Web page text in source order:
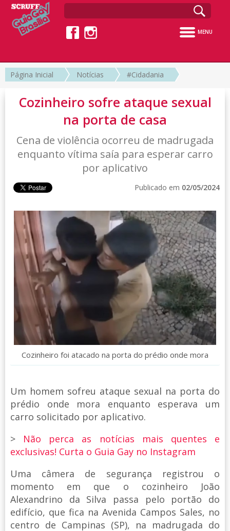
MENU
Página Inicial Notícias #Cidadania
Cozinheiro sofre ataque sexual
na porta de casa
Cena de violência ocorreu de madrugada
enquanto vítima saía para esperar carro
por aplicativo
Publicado em 02/05/2024
Cozinheiro foi atacado na porta do prédio onde mora
Um homem sofreu ataque sexual na porta do
prédio onde mora enquanto esperava um
carro solicitado por aplicativo.
> Não perca as notícias mais quentes e
exclusivas! Curta o Guia Gay no Instagram
Uma câmera de segurança registrou o
momento em que o cozinheiro João
Alexandrino da Silva passa pelo portão do
edifício, que fica na Avenida Campos Sales, no
centro de Campinas (SP), na madrugada do